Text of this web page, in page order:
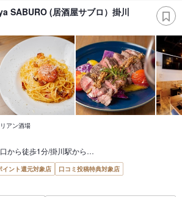
SABURO (居酒屋サブロ）掛川
アン酒場
から徒歩1分/掛川駅から…
イント還元対象店
口コミ投稿特典対象店